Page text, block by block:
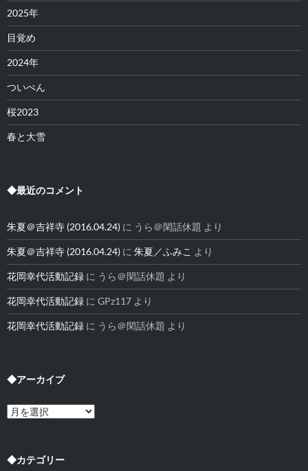
2025年
目覚め
2024年
ついぺん
桜2023
春と大雪
◆最近のコメント
朱夏＠吉祥寺 (2016.04.24) に うら＠閑話休題 より
朱夏＠吉祥寺 (2016.04.24) に 朱夏／ふみこ より
花岡幸代活動記録 に うら＠閑話休題 より
花岡幸代活動記録 に GPz117 より
花岡幸代活動記録 に うら＠閑話休題 より
◆アーカイブ
◆
ア
イ
◆カテゴリー